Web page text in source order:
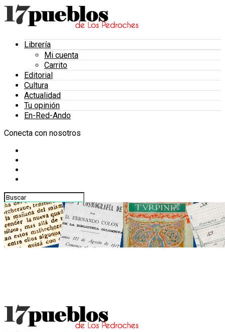
Librería
Mi cuenta
Carrito
Editorial
Cultura
Actualidad
Tu opinión
En-Red-Ando
Conecta con nosotros